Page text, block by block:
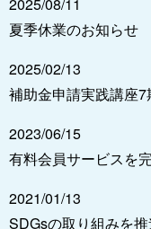
夏季休業のお知らせ
2025/02/13
補助金申請実践講座7
2023/06/15
有料会員サービスを
2021/01/13
SDGsの取り組みを